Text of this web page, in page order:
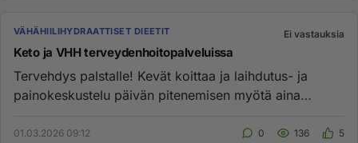
VÄHÄHIILIHYDRAATTISET DIEETIT Ei vastauksia
Keto ja VHH terveydenhoitopalveluissa
Tervehdys palstalle! Kevät koittaa ja laihdutus- ja
painokeskustelu päivän pitenemisen myötä aina
01.03.2026 09:12 0 136 5